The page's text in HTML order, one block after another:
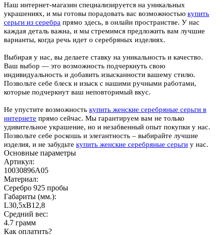
Наш интернет-магазин специализируется на уникальных
украшениях, и мы готовы порадовать вас возможностью купить
серьги из серебра прямо здесь, в онлайн пространстве. У нас
каждая деталь важна, и мы стремимся предложить вам лучшие
варианты, когда речь идет о серебряных изделиях.
Выбирая у нас, вы делаете ставку на уникальность и качество.
Ваш выбор — это возможность подчеркнуть свою
индивидуальность и добавить изысканности вашему стилю.
Позвольте себе блеск и изыск с нашими ручными работами,
которые подчеркнут ваш неповторимый вкус.
Не упустите возможность купить женские серебряные серьги в
интернете прямо сейчас. Мы гарантируем вам не только
удивительное украшение, но и незабвенный опыт покупки у нас.
Позвольте себе роскошь и элегантность – выбирайте лучшие
изделия, и не забудьте купить женские серебряные серьги у нас.
Основные параметры
Артикул:
10030896А05
Материал:
Серебро 925 пробы
Габариты (мм.):
L30,5хB12,8
Средний вес:
4.7 грамм
Как оплатить?